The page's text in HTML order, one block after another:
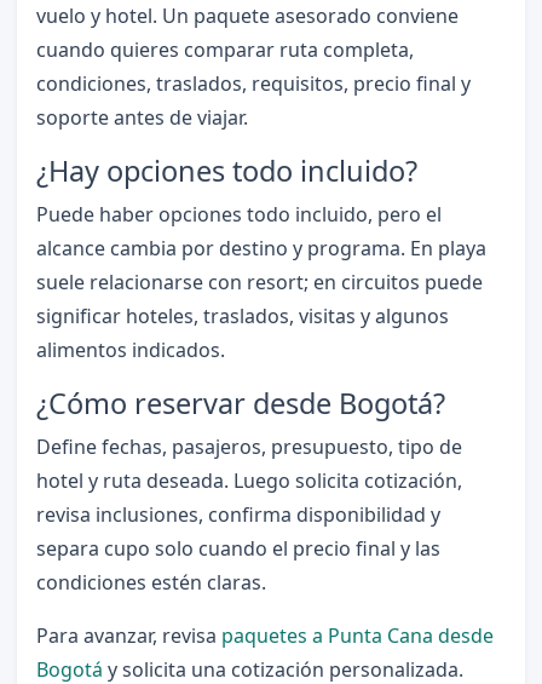
vuelo y hotel. Un paquete asesorado conviene
cuando quieres comparar ruta completa,
condiciones, traslados, requisitos, precio final y
soporte antes de viajar.
¿Hay opciones todo incluido?
Puede haber opciones todo incluido, pero el
alcance cambia por destino y programa. En playa
suele relacionarse con resort; en circuitos puede
significar hoteles, traslados, visitas y algunos
alimentos indicados.
¿Cómo reservar desde Bogotá?
Define fechas, pasajeros, presupuesto, tipo de
hotel y ruta deseada. Luego solicita cotización,
revisa inclusiones, confirma disponibilidad y
separa cupo solo cuando el precio final y las
condiciones estén claras.
Para avanzar, revisa paquetes a Punta Cana desde
Bogotá y solicita una cotización personalizada.